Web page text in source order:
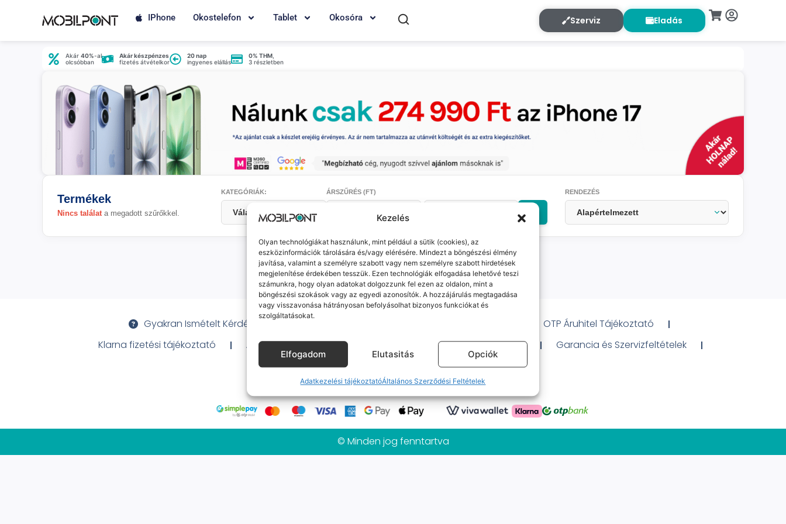
Kezelés
Olyan technológiákat használunk, mint például a sütik (cookies), az
eszközinformációk tárolására és/vagy elérésére. Mindezt a böngészési élmény
javítása, valamint a személyre szabott vagy nem személyre szabott hirdetések
megjelenítése érdekében tesszük. Ezen technológiák elfogadása lehetővé teszi
számunkra, hogy olyan adatokat dolgozzunk fel ezen az oldalon, mint a
böngészési szokások vagy az egyedi azonosítók. A hozzájárulás megtagadása
vagy visszavonása hátrányosan befolyásolhat bizonyos funkciókat és
szolgáltatásokat.
Elfogadom Elutasitás Opciók
Adatkezelési tájékoztatóÁltalános Szerződési Feltételek
IPhone Okostelefon Tablet Okosóra Szerviz Eladás
Akár 40%-al
olcsóbban
Akár készpénzes
fizetés átvételkor
20 nap
ingyenes elállás
0% THM
3 részletben
Termékek
Nincs találat a megadott szűrőkkel.
KATEGÓRIÁK: ÁRSZŰRÉS (FT) RENDEZÉS
Jelenleg nincs ilyen termékünk :(
Gyakran Ismételt Kérdések
OTP Áruhitel Tájékoztató
Klarna fizetési tájékoztató
Általános Szerződési Feltételek Adatkezelési tájékoztató
Garancia és Szervizfeltételek
Mobilpont Vélemények
Kapcsolat
© Minden jog fenntartva